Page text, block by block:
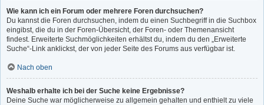
Wie kann ich ein Forum oder mehrere Foren durchsuchen?
Du kannst die Foren durchsuchen, indem du einen Suchbegriff in die Suchbox
eingibst, die du in der Foren-Übersicht, der Foren- oder Themenansicht
findest. Erweiterte Suchmöglichkeiten erhältst du, indem du den „Erweiterte
Suche“-Link anklickst, der von jeder Seite des Forums aus verfügbar ist.
Nach oben
Weshalb erhalte ich bei der Suche keine Ergebnisse?
Deine Suche war möglicherweise zu allgemein gehalten und enthielt zu viele